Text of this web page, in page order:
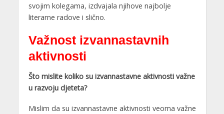
svojim kolegama, izdvajala njihove najbolje
literarne radove i slično.
Važnost izvannastavnih
aktivnosti
Što mislite koliko su izvannastavne aktivnosti važne
u razvoju djeteta?
Mislim da su izvannastavne aktivnosti veoma važne